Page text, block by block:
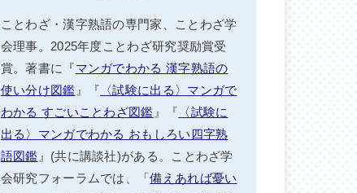
ことわざ・漢字熟語の専門家、ことわざ学
会理事。2025年度ことわざ研究奨励賞受
賞。著書に『マンガでわかる 漢字熟語の
使い分け図鑑 』『 〈試験に出る〉マンガで
わかる すごいことわざ図鑑 』『 〈試験に
出る〉マンガでわかる おもしろい四字熟
語図鑑 』(共に講談社)がある。ことわざ学
会研究フォーラムでは、「備えあれば憂い